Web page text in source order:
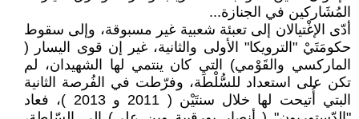
المُشَاركين في الجنازة...
أدّى الإغْتيالان إلى تعبئة شعبية غير مسبوقة، وإلى سقوط
حكومَتَيْ "الترويكا" الأولى والثانية، غير إن قوى اليسار (
الماركسي والقَوْمي) التي كان ينتمي لها الشهيدان، لم
تكن على استعداد للسُّلْطَة، وفرّطت في الفُرصة الثانية
البتي أُتيحت لها خلال سنتَيْن ( 2011 و 2013 )، فعاد